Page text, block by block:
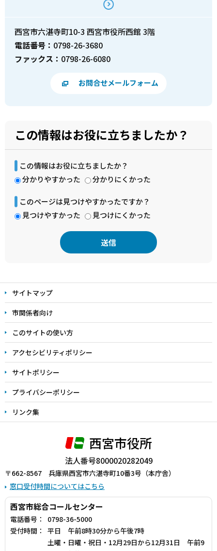
西宮市六湛寺町10-3 西宮市役所西館 3階
電話番号： 0798-26-3680
ファックス： 0798-26-6080
お問合せメールフォーム
この情報はお役に立ちましたか？
この情報はお役に立ちましたか？
分かりやすかった
分かりにくかった
このページは見つけやすかったですか？
見つけやすかった
見つけにくかった
文
こ
こ
ま
サイトマップ
市関係者向け
このサイトの使い方
アクセシビリティポリシー
サイトポリシー
プライバシーポリシー
リンク集
西宮市役所
法人番号8000020282049
〒662-8567 兵庫県西宮市六湛寺町10番3号（本庁舎）
窓口受付時間についてはこちら
西宮市総合コールセンター
電話番号：
0798-36-5000
受付時間：
平日 午前8時30分から午後7時
土曜・日曜・祝日・12月29日から12月31日 午前9